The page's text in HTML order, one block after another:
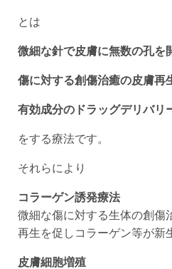
とは
微細な針で皮膚に無数の孔を
傷に対する創傷治癒の皮膚再
有効成分のドラッグデリバリ
をする療法です。
それらにより
コラーゲン誘発療法
微細な傷に対する生体の創傷
再生を促しコラーゲン等が新
皮膚細胞増殖